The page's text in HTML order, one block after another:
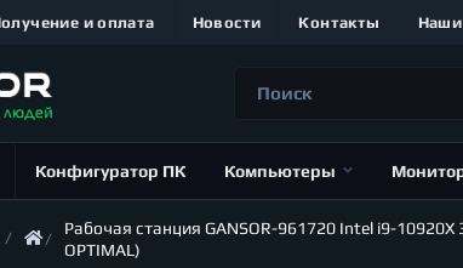
и оплата Новости Контакты
Конфигуратор ПК Компьютеры
Рабочая станция GANSOR-961720 Intel i9-10920X
OPTIMAL)